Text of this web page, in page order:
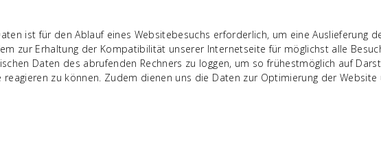
ist für den Ablauf eines Websitebesuchs erforderlich, um eine Auslieferung
zur Erhaltung der Kompatibilität unserer Internetseite für möglichst alle
Daten des abrufenden Rechners zu loggen, um so frühestmöglich auf
zu können. Zudem dienen uns die Daten zur Optimierung der